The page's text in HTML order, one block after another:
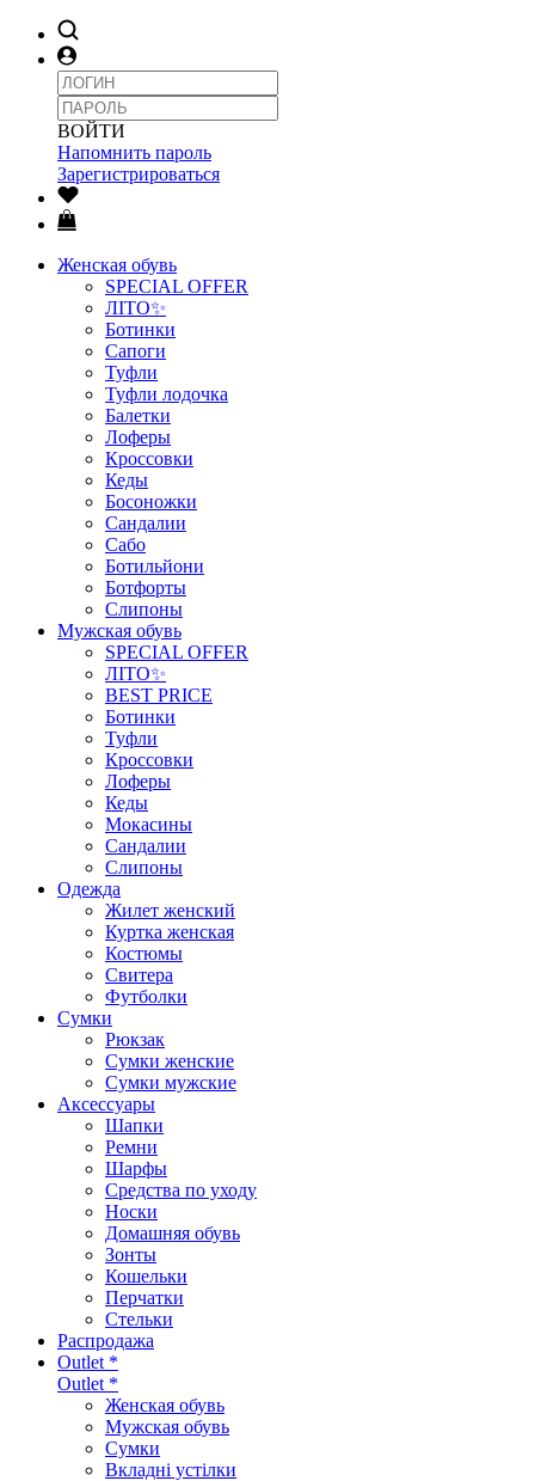
ВОЙТИ
Напомнить пароль
Зарегистрироваться
Женская обувь
SPECIAL OFFER
ЛІТО✨
Ботинки
Сапоги
Туфли
Туфли лодочка
Балетки
Лоферы
Кроссовки
Кеды
Босоножки
Сандалии
Сабо
Ботильйони
Ботфорты
Слипоны
Мужская обувь
SPECIAL OFFER
ЛІТО✨
BEST PRICE
Ботинки
Туфли
Кроссовки
Лоферы
Кеды
Мокасины
Сандалии
Слипоны
Одежда
Жилет женский
Куртка женская
Костюмы
Свитера
Футболки
Сумки
Рюкзак
Сумки женские
Сумки мужские
Аксеcсуары
Шапки
Ремни
Шарфы
Средства по уходу
Носки
Домашняя обувь
Зонты
Кошельки
Перчатки
Стельки
Распродажа
Outlet *
Outlet *
Женская обувь
Мужская обувь
Сумки
Вкладні устілки